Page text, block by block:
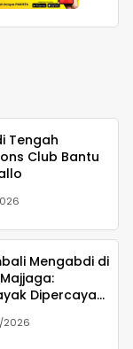
Tengah
Club Bantu
Mengabdi di
Dipercaya
2026